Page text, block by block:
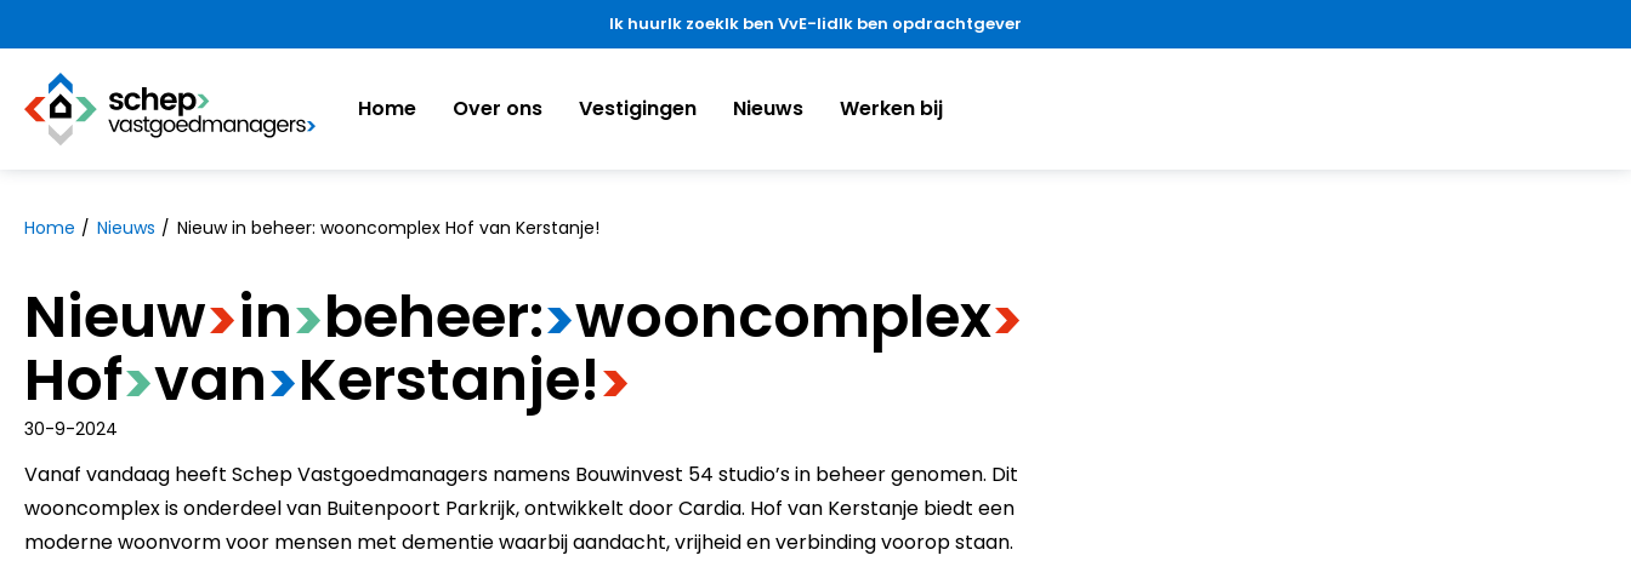
https://www.schepvastgoedmanagers.nl
Home Over ons Vestigingen Nieuws Werken bij
Ik huurIk zoekIk ben VvE-lidIk ben opdrachtgever
Home Nieuws Nieuw in beheer: wooncomplex Hof van Kerstanje!
Nieuw>​in>​beheer:>​wooncomplex>
Hof>​van>​Kerstanje!>
30-9-2024
Vanaf vandaag heeft Schep Vastgoedmanagers namens Bouwinvest 54 studio’s in beheer genomen. Dit
wooncomplex is onderdeel van Buitenpoort Parkrijk, ontwikkelt door Cardia. Hof van Kerstanje biedt een
moderne woonvorm voor mensen met dementie waarbij aandacht, vrijheid en verbinding voorop staan.